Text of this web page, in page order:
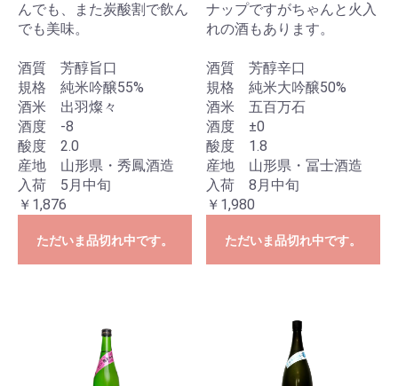
んでも、また炭酸割で飲ん
でも美味。
酒質 芳醇旨口
規格 純米吟醸55%
酒米 出羽燦々
酒度 -8
酸度 2.0
産地 山形県・秀鳳酒造
入荷 5月中旬
￥1,876
ただいま品切れ中です。
ナップですがちゃんと火入
れの酒もあります。
酒質 芳醇辛口
規格 純米大吟醸50%
酒米 五百万石
酒度 ±0
酸度 1.8
産地 山形県・冨士酒造
入荷 8月中旬
￥1,980
ただいま品切れ中です。